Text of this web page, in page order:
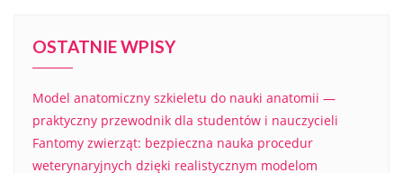
OSTATNIE WPISY
Model anatomiczny szkieletu do nauki anatomii —
praktyczny przewodnik dla studentów i nauczycieli
Fantomy zwierząt: bezpieczna nauka procedur
weterynaryjnych dzięki realistycznym modelom